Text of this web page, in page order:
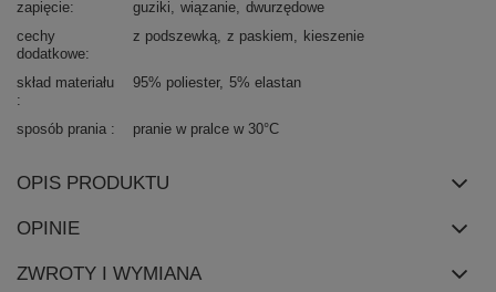
zapięcie
guziki wiązanie dwurzędowe
cechy
dodatkowe
z podszewką z paskiem kieszenie
skład materiału 95% poliester 5% elastan
sposób prania pranie w pralce w 30°C
OPIS PRODUKTU
OPINIE
ZWROTY I WYMIANA